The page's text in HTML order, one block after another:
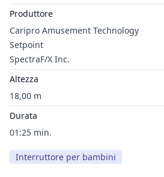
Produttore
Caripro Amusement Technology
Setpoint
SpectraF/X Inc.
Altezza
18,00 m
Durata
01:25 min.
Interruttore per bambini